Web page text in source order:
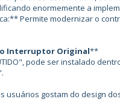
enormemente a
Permite modernizar o
o Interruptor Original**
pode ser instalado
gostam do design